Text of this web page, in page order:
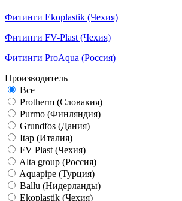
Фитинги Ekoplastik (Чехия)
Фитинги FV-Plast (Чехия)
Фитинги ProAqua (Россия)
Производитель
Все
Protherm (Словакия)
Purmo (Финляндия)
Grundfos (Дания)
Itap (Италия)
FV Plast (Чехия)
Alta group (Россия)
Aquapipe (Турция)
Ballu (Нидерланды)
Ekoplastik (Чехия)